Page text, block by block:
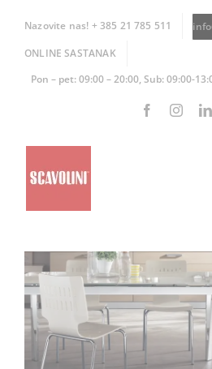
Nazovite nas! + 385 21 785 511
ONLINE SASTANAK
Pon – pet: 09:00 – 20:00, Sub: 09:00-
KUPAONICE
DNEVNI BORAVCI